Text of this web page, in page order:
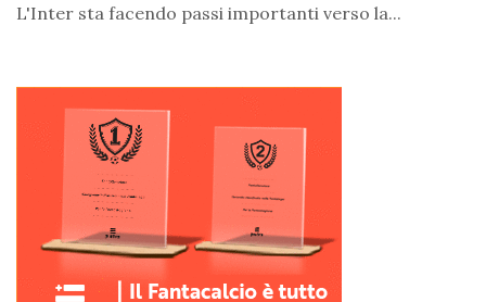
L'Inter sta facendo passi importanti verso la...